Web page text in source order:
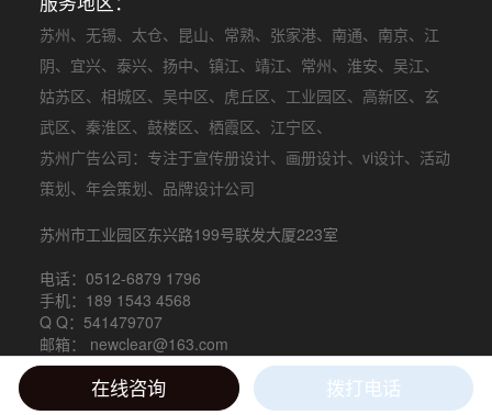
苏州、 无锡、 太仓、 昆山、 常熟、 张家港、 南通、 南京、 江
阴、 宜兴、 泰兴、 扬中、 镇江、 靖江、 常州、 淮安、 吴江、
姑苏区、 相城区、 吴中区、 虎丘区、 工业园区、 高新区、 玄
武区、 秦淮区、 鼓楼区、 栖霞区、 江宁区、
苏州广告公司：专注于宣传册设计、 画册设计、 vi设计、 活动
策划、 年会策划、品牌设计公司
苏州市工业园区东兴路199号联发大厦223室
电话：0512-6879 1796
手机：189 1543 4568
Q Q：541479707
邮箱： newclear@163.com
苏ICP备15058054号
在线咨询 拨打电话